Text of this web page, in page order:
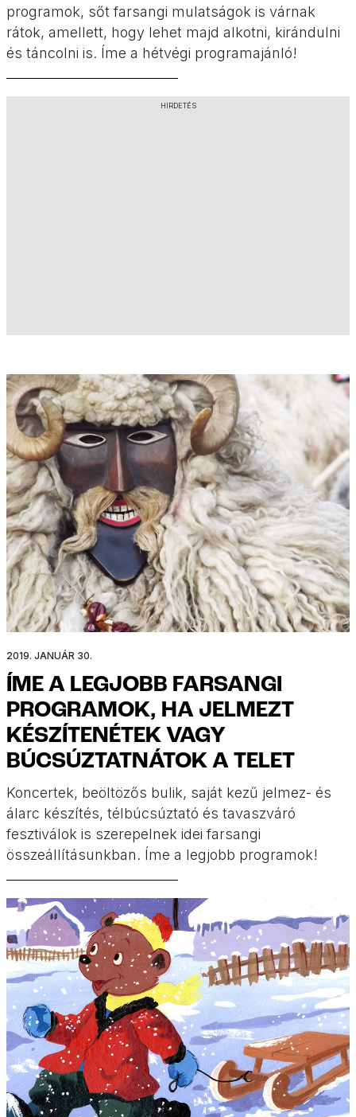
programok, sőt farsangi mulatságok is várnak
rátok, amellett, hogy lehet majd alkotni, kirándulni
és táncolni is. Íme a hétvégi programajánló!
HIRDETÉS
2019. JANUÁR 30.
ÍME A LEGJOBB FARSANGI
PROGRAMOK, HA JELMEZT
KÉSZÍTENÉTEK VAGY
BÚCSÚZTATNÁTOK A TELET
Koncertek, beöltözős bulik, saját kezű jelmez- és
álarc készítés, télbúcsúztató és tavaszváró
fesztiválok is szerepelnek idei farsangi
összeállításunkban. Íme a legjobb programok!